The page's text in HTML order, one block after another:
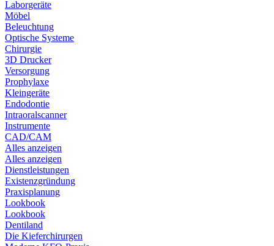
Laborgeräte
Möbel
Beleuchtung
Optische Systeme
Chirurgie
3D Drucker
Versorgung
Prophylaxe
Kleingeräte
Endodontie
Intraoralscanner
Instrumente
CAD/CAM
Alles anzeigen
Alles anzeigen
Dienstleistungen
Existenzgründung
Praxisplanung
Lookbook
Lookbook
Dentiland
Die Kieferchirurgen